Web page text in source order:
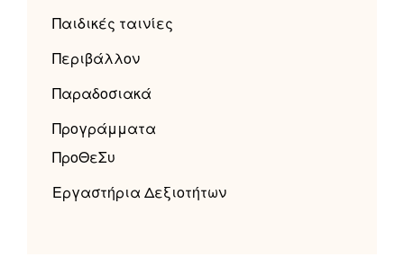
Παιδικές ταινίες
Περιβάλλον
Παραδοσιακά
Προγράμματα
ΠροΘεΣυ
Εργαστήρια Δεξιοτήτων